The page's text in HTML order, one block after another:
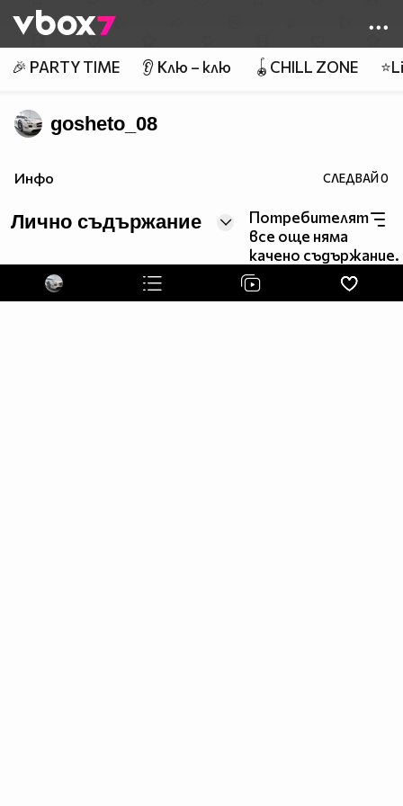
👾
🎉 PARTY TIME 👂 Клю – клю 🪀CHILL ZONE
gosheto_08
Инфо СЛЕДВАЙ0
Лично съдържание
Потребителят
все още няма
качено съдържание.